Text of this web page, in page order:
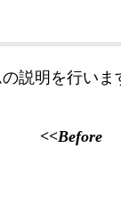
説明を行いま
<<Before